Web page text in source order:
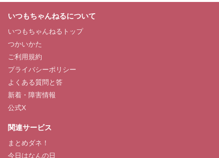
いつもちゃんねるについて
いつもちゃんねるトップ
つかいかた
ご利用規約
プライバシーポリシー
よくある質問と答
新着・障害情報
公式X
関連サービス
まとめダネ！
今日はなんの日